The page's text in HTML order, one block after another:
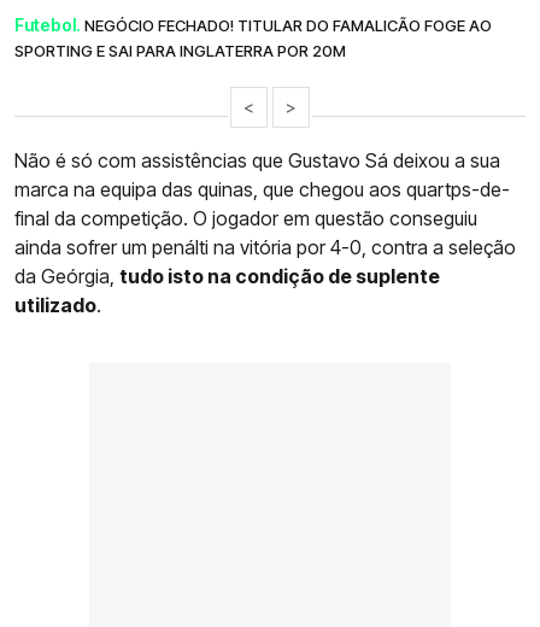
Futebol. NEGÓCIO FECHADO! TITULAR DO FAMALICÃO FOGE AO
SPORTING E SAI PARA INGLATERRA POR 20M
< >
Não é só com assistências que Gustavo Sá deixou a sua
marca na equipa das quinas, que chegou aos quartps-de-
final da competição. O jogador em questão conseguiu
ainda sofrer um penálti na vitória por 4-0, contra a seleção
da Geórgia, tudo isto na condição de suplente
utilizado.